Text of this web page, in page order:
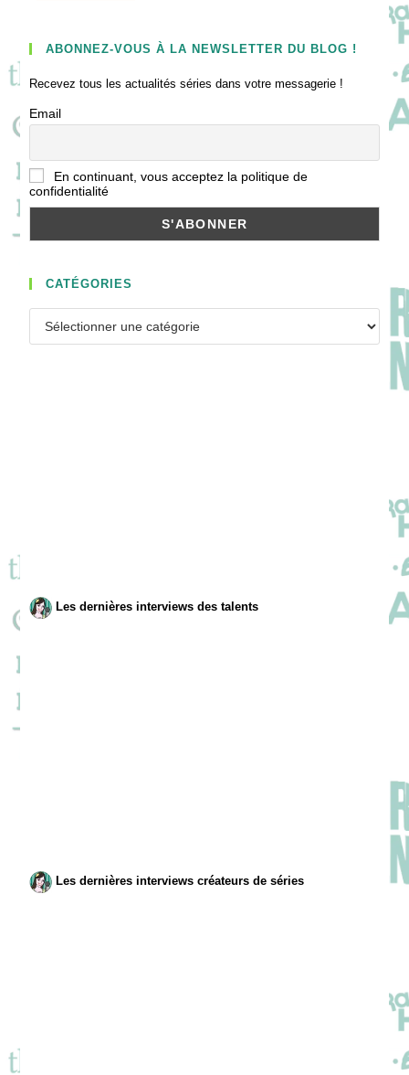
ABONNEZ-VOUS À LA NEWSLETTER DU BLOG !
Recevez tous les actualités séries dans votre messagerie !
Email
En continuant, vous acceptez la politique de
confidentialité
CATÉGORIES
Les dernières interviews des talents
Les dernières interviews créateurs de séries